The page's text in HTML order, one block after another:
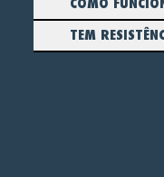
COMO
TEM